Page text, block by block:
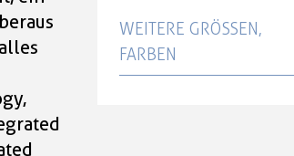
Größe: Trapeze 46 cm
3.599,00 CHF
WEITERE GRÖSSEN, F
ARBEN